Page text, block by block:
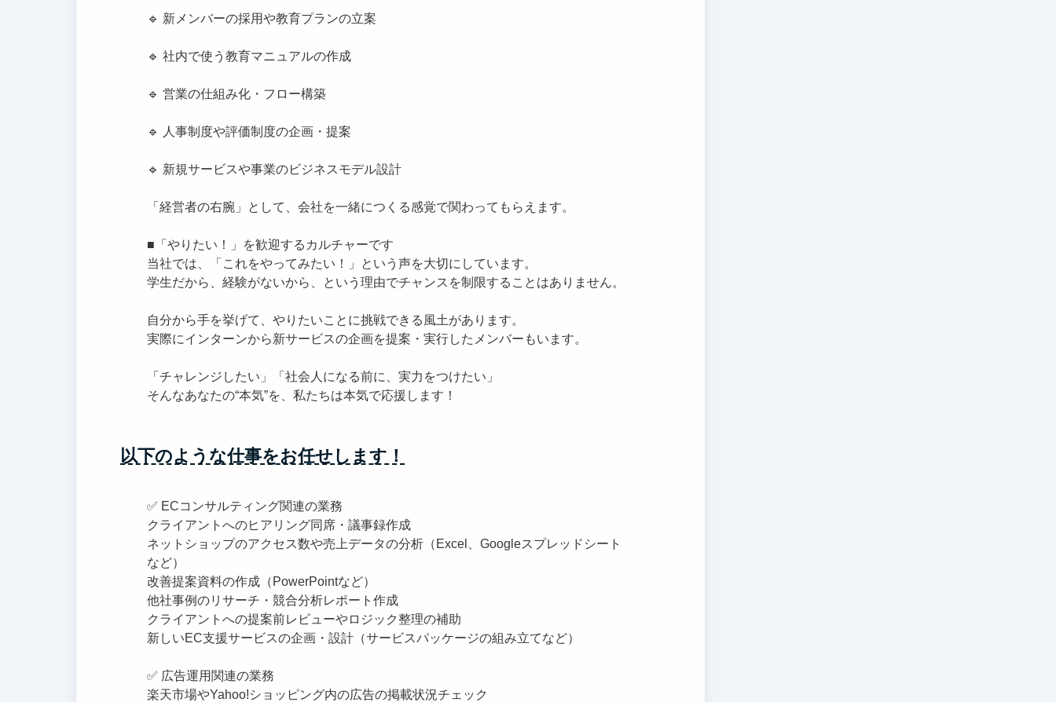
🔹 新メンバーの採用や教育プランの立案
🔹 社内で使う教育マニュアルの作成
🔹 営業の仕組み化・フロー構築
🔹 人事制度や評価制度の企画・提案
🔹 新規サービスや事業のビジネスモデル設計
「経営者の右腕」として、会社を一緒につくる感覚で関わってもらえます。
■「やりたい！」を歓迎するカルチャーです
当社では、「これをやってみたい！」という声を大切にしています。
学生だから、経験がないから、という理由でチャンスを制限することはありません。
自分から手を挙げて、やりたいことに挑戦できる風土があります。
実際にインターンから新サービスの企画を提案・実行したメンバーもいます。
「チャレンジしたい」「社会人になる前に、実力をつけたい」
そんなあなたの“本気”を、私たちは本気で応援します！
以下のような仕事をお任せします！
✅ ECコンサルティング関連の業務
クライアントへのヒアリング同席・議事録作成
ネットショップのアクセス数や売上データの分析（Excel、Googleスプレッドシート
など）
改善提案資料の作成（PowerPointなど）
他社事例のリサーチ・競合分析レポート作成
クライアントへの提案前レビューやロジック整理の補助
新しいEC支援サービスの企画・設計（サービスパッケージの組み立てなど）
✅ 広告運用関連の業務
楽天市場やYahoo!ショッピング内の広告の掲載状況チェック